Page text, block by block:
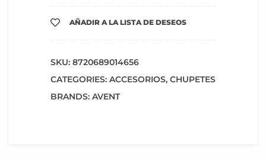
AÑADIR A LA LISTA DE DESEOS
SKU: 8720689014656
CATEGORIES: ACCESORIOS, CHUPETES
BRANDS: AVENT